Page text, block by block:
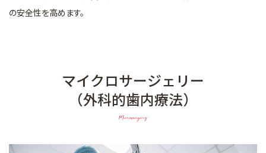
の安全性を高めます。
マイクロサージェリー
（外科的歯内療法）
Microsurgery